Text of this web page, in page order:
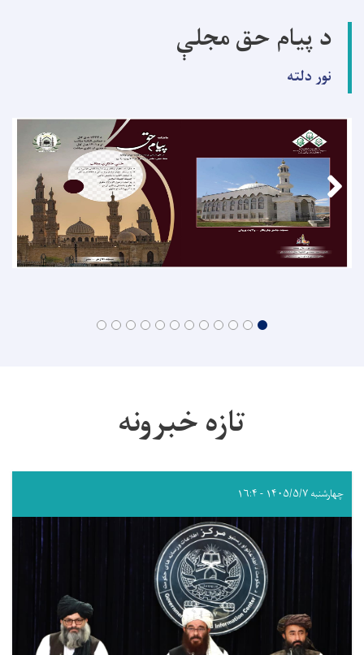
د پیام حق مجلې
نور دلته
تازه خبرونه
چهارشنبه ۱۴۰۵/۵/۷ - ۱۶:۴